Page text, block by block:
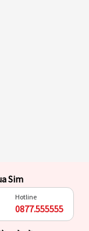
Sim
Hotline
0877.555555